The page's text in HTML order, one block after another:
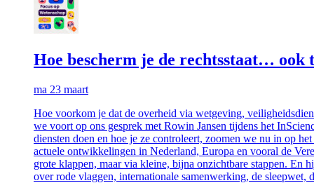
Hoe bescherm je de rechtsstaat… ook
ma 23 maart
Hoe voorkom je dat de overheid via wetgeving,
we voort op ons gesprek met Rowin Jansen tijdens het
diensten doen en hoe je ze controleert, zoomen we nu in op
actuele ontwikkelingen in Nederland, Europa en vooral de
grote klappen, maar via kleine, bijna onzichtbare stappen.
over rode vlaggen, internationale samenwerking, de